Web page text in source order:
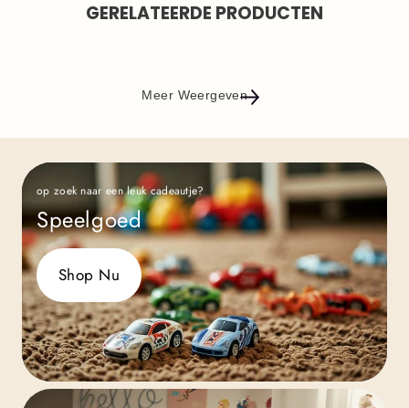
GERELATEERDE PRODUCTEN
Meer Weergeven
op zoek naar een leuk cadeautje?
Speelgoed
Shop Nu